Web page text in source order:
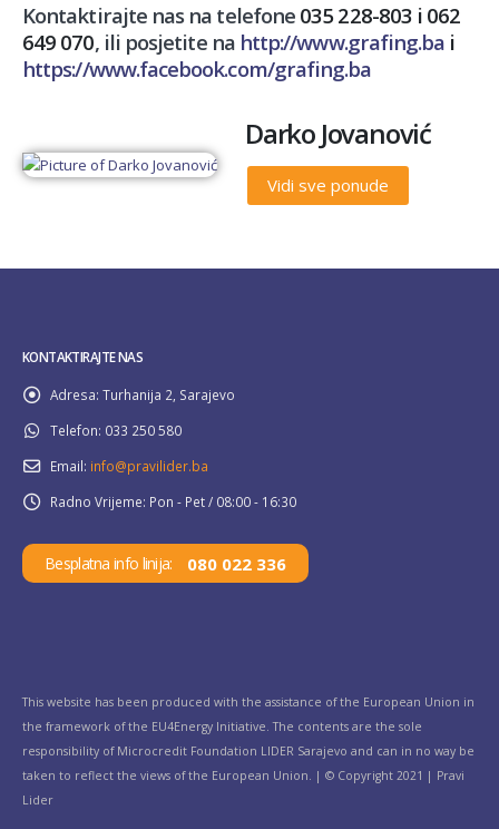
Kontaktirajte nas na telefone 035 228-803 i 062
649 070, ili posjetite na http://www.grafing.ba i
https://www.facebook.com/grafing.ba
Darko Jovanović
Vidi sve ponude
KONTAKTIRAJTE NAS
Adresa: Turhanija 2, Sarajevo
Telefon: 033 250 580
Email: info@pravilider.ba
Radno Vrijeme: Pon - Pet / 08:00 - 16:30
Besplatna info linija: 080 022 336
This website has been produced with the assistance of the European Union in
the framework of the EU4Energy Initiative. The contents are the sole
responsibility of Microcredit Foundation LIDER Sarajevo and can in no way be
taken to reflect the views of the European Union. | © Copyright 2021 | Pravi
Lider